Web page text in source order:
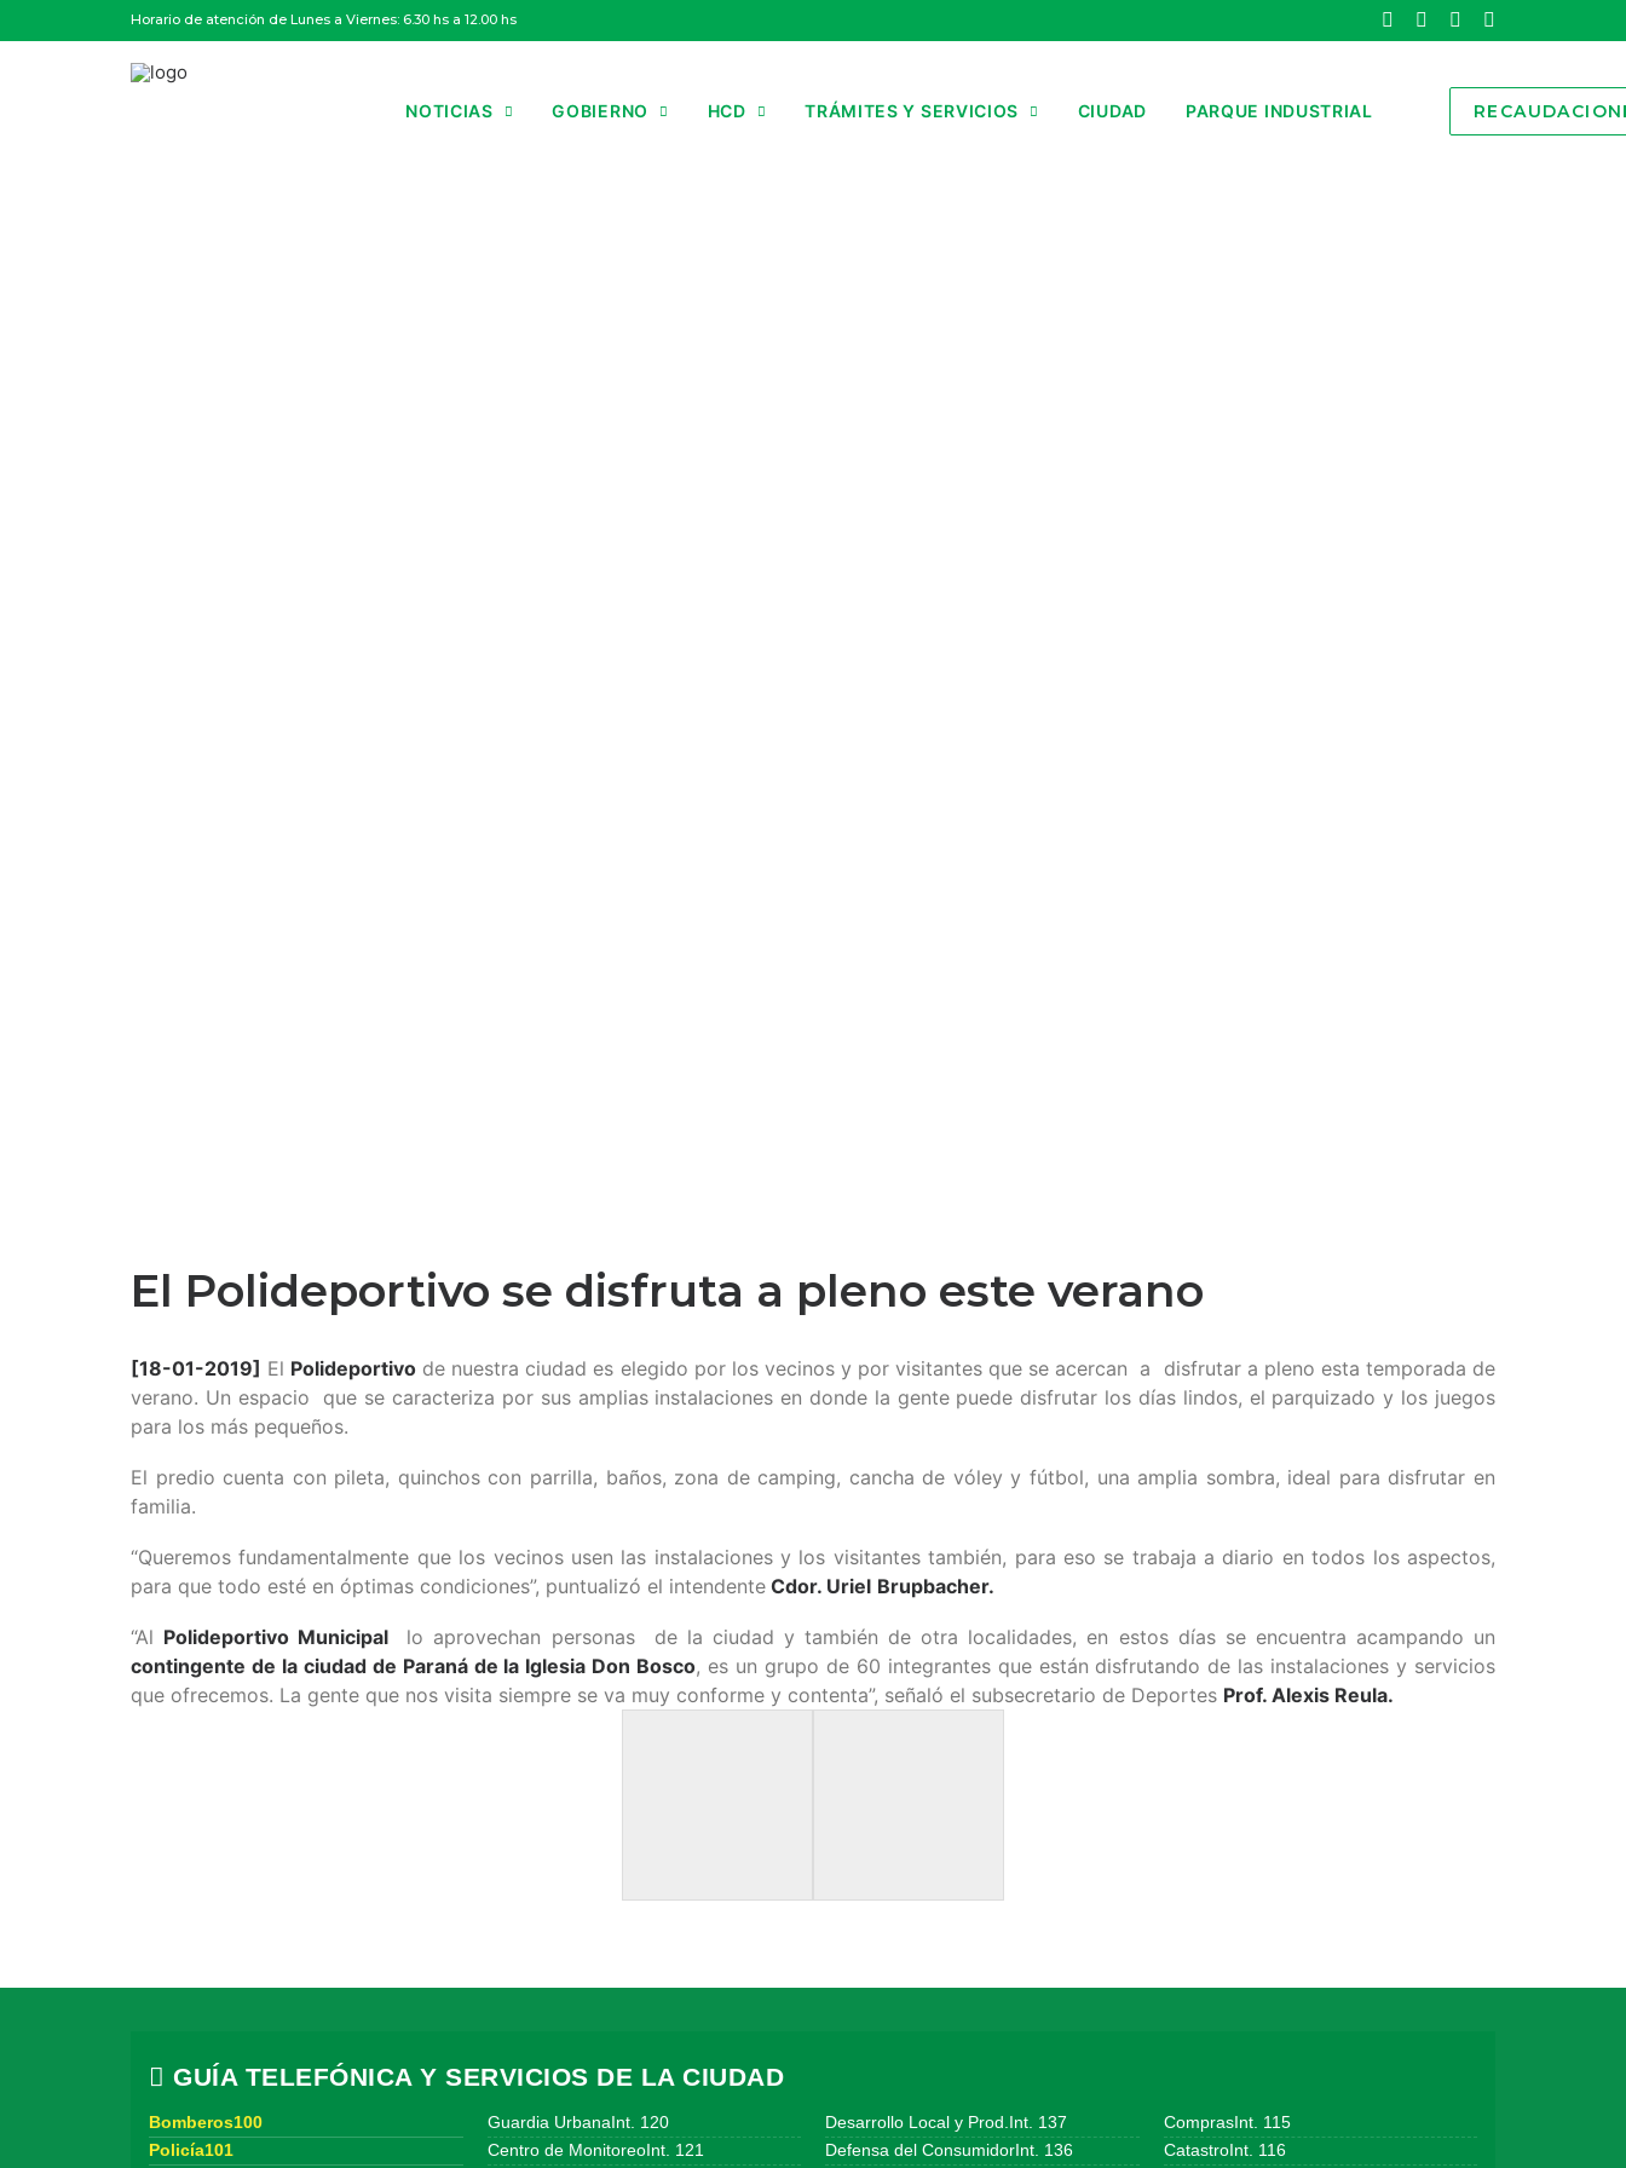
Horario de atención de Lunes a Viernes: 6.30 hs a 12.00 hs
NOTICIAS GOBIERNO HCD TRÁMITES Y SERVICIOS CIUDAD PARQUE INDUSTRIAL
El Polideportivo se disfruta a pleno este verano
[18-01-2019] El Polideportivo de nuestra ciudad es elegido por los vecinos y por visitantes que se acercan a disfrutar a pleno esta temporada de
verano. Un espacio que se caracteriza por sus amplias instalaciones en donde la gente puede disfrutar los días lindos, el parquizado y los juegos
para los más pequeños.
El predio cuenta con pileta, quinchos con parrilla, baños, zona de camping, cancha de vóley y fútbol, una amplia sombra, ideal para disfrutar en
familia.
“Queremos fundamentalmente que los vecinos usen las instalaciones y los visitantes también, para eso se trabaja a diario en todos los aspectos,
para que todo esté en óptimas condiciones”, puntualizó el intendente Cdor. Uriel Brupbacher.
“Al Polideportivo Municipal
lo aprovechan personas de la ciudad y también de otra localidades, en estos días se encuentra acampando un
contingente de la ciudad de Paraná de la Iglesia Don Bosco, es un grupo de 60 integrantes que están disfrutando de las instalaciones y servicios
que ofrecemos. La gente que nos visita siempre se va muy conforme y contenta”, señaló el subsecretario de Deportes Prof. Alexis Reula.
GUÍA TELEFÓNICA Y SERVICIOS DE LA CIUDAD
Bomberos100
Policía101
Guardia UrbanaInt. 120
Centro de MonitoreoInt. 121
Desarrollo Local y Prod.Int. 137
Defensa del ConsumidorInt. 136
ComprasInt. 115
CatastroInt. 116